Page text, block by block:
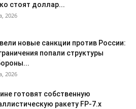
стоят доллар...
2026
новые санкции против России:
попали структуры
2026
готовят собственную
ракету FP-7.x